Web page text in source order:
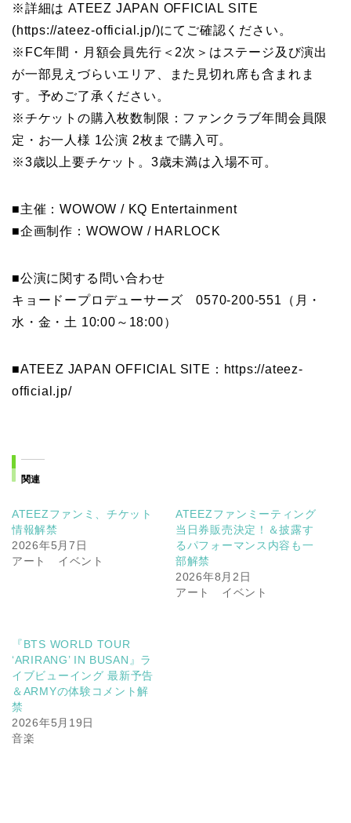
※詳細は ATEEZ JAPAN OFFICIAL SITE
(https://ateez-official.jp/)にてご確認ください。
※FC年間・月額会員先行＜2次＞はステージ及び演出
が一部見えづらいエリア、また見切れ席も含まれま
す。予めご了承ください。
※チケットの購入枚数制限：ファンクラブ年間会員限
定・お一人様 1公演 2枚まで購入可。
※3歳以上要チケット。3歳未満は入場不可。
■主催：WOWOW / KQ Entertainment
■企画制作：WOWOW / HARLOCK
■公演に関する問い合わせ
キョードープロデューサーズ 0570-200-551（月・
水・金・土 10:00～18:00）
■ATEEZ JAPAN OFFICIAL SITE：https://ateez-
official.jp/
関連
ATEEZファンミ、チケット
情報解禁
2026年5月7日
アート イベント
ATEEZファンミーティング
当日券販売決定！＆披露す
るパフォーマンス内容も一
部解禁
2026年8月2日
アート イベント
『BTS WORLD TOUR
‘ARIRANG’ IN BUSAN』ラ
イブビューイング 最新予告
＆ARMYの体験コメント解
禁
2026年5月19日
音楽